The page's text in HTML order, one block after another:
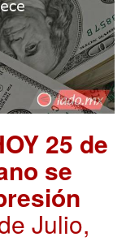
25 de
se
Julio,